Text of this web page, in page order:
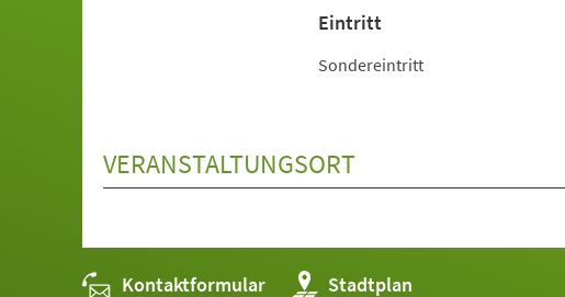
Eintritt
Sondereintritt
VERANSTALTUNGSORT
Kontaktformular Stadtplan
(Öffnet